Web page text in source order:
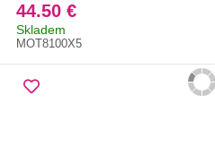
44.50 €
Skladem
MOT8100X5